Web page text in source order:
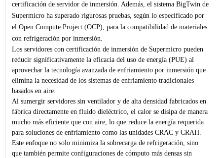
certificación de servidor de inmersión. Además, el sistema BigTwin de
Supermicro ha superado rigurosas pruebas, según lo especificado por
el Open Compute Project (OCP), para la compatibilidad de materiales
con refrigeración por inmersión.
Los servidores con certificación de inmersión de Supermicro pueden
reducir significativamente la eficacia del uso de energía (PUE) al
aprovechar la tecnología avanzada de enfriamiento por inmersión que
elimina la necesidad de los sistemas de enfriamiento tradicionales
basados en aire.
Al sumergir servidores sin ventilador y de alta densidad fabricados en
fábrica directamente en fluido dieléctrico, el calor se disipa de manera
mucho más eficiente que con aire, lo que reduce la energía requerida
para soluciones de enfriamiento como las unidades CRAC y CRAH.
Este enfoque no solo minimiza la sobrecarga de refrigeración, sino
que también permite configuraciones de cómputo más densas sin